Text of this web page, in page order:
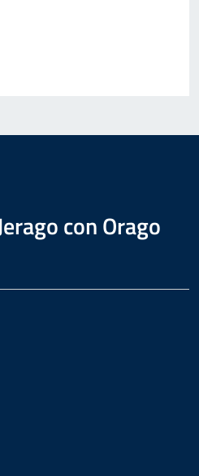
con Orago